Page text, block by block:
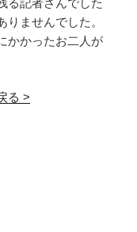
る記者さんでした
ませんでした。
かかったお二人が
る >